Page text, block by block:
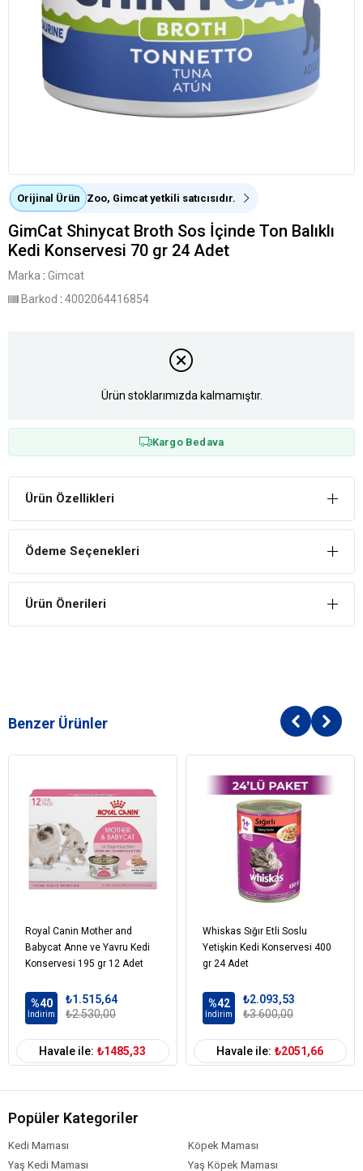
Orijinal Ürün Zoo, Gimcat yetkili satıcısıdır.
GimCat Shinycat Broth Sos İçinde Ton Balıklı
Kedi Konservesi 70 gr 24 Adet
Marka : Gimcat
Barkod : 4002064416854
Ürün stoklarımızda kalmamıştır.
Kargo Bedava
Ürün Özellikleri
Ödeme Seçenekleri
Ürün Önerileri
Benzer Ürünler
Royal Canin Mother and
Babycat Anne ve Yavru Kedi
Konservesi 195 gr 12 Adet
%40
İndirim
₺1.515,64
₺2.530,00
Havale ile: ₺1485,33
Whiskas Sığır Etli Soslu
Yetişkin Kedi Konservesi 400
gr 24 Adet
%42
İndirim
₺2.093,53
₺3.600,00
Havale ile: ₺2051,66
Popüler Kategoriler
Kedi Maması
Köpek Maması
Yaş Kedi Maması
Yaş Köpek Maması